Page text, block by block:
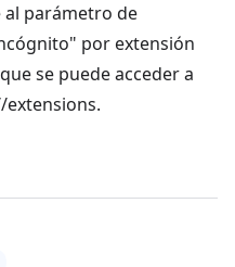
parámetro de
por extensión
se puede acceder a